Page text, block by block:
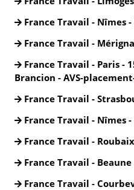
France Travail - Nîmes
France Travail -
France Travail - Paris -
Brancion - AVS-
France Travail -
France Travail - Nîmes
France Travail -
France Travail - Beaune
France Travail -